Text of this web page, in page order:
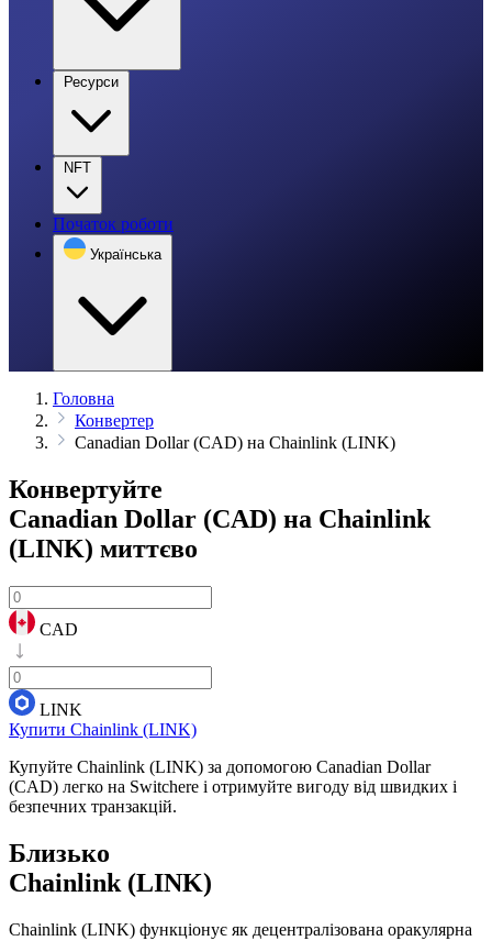
Ресурси
NFT
Початок роботи
Українська
Головна
Конвертер
Canadian Dollar (CAD) на Chainlink (LINK)
Конвертуйте
Canadian Dollar (CAD) на Chainlink
(LINK) миттєво
CAD
LINK
Купити Chainlink (LINK)
Купуйте Chainlink (LINK) за допомогою Canadian Dollar
(CAD) легко на Switchere і отримуйте вигоду від швидких і
безпечних транзакцій.
Близько
Chainlink (LINK)
Chainlink (LINK) функціонує як децентралізована оракулярна